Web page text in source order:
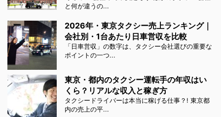
と何が違うの...
2026年・東京タクシー売上ランキング｜
会社別・1台あたり日車営収を比較
「日車営収」の数字は、タクシー会社選びの重要な
ポイントの一つ...
東京・都内のタクシー運転手の年収はい
くら？リアルな収入と稼ぎ方
タクシードライバーは本当に稼げる仕事？! 東京都
内の売上の平...